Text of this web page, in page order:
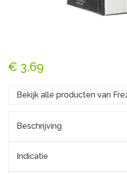
€ 3,69
Bekijk alle producten van
Beschrijving
Indicatie